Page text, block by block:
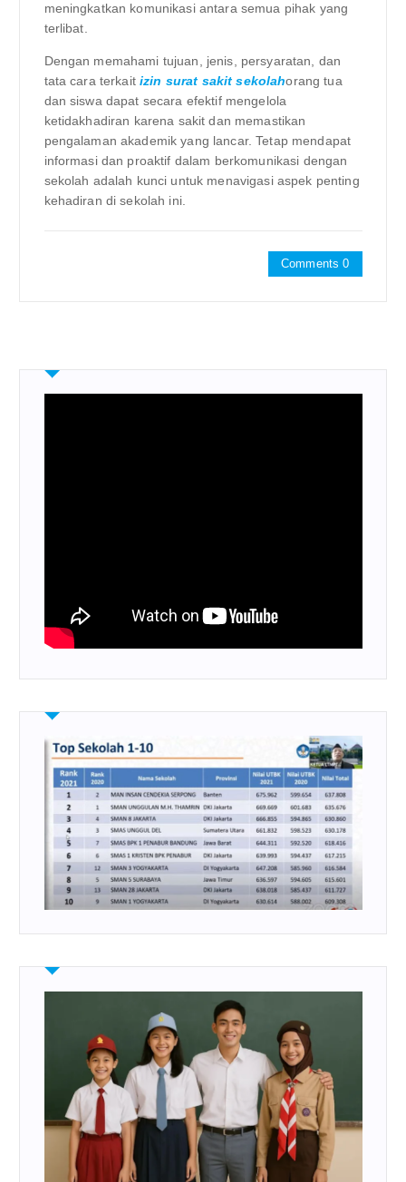
meningkatkan komunikasi antara semua pihak yang
terlibat.
Dengan memahami tujuan, jenis, persyaratan, dan
tata cara terkaitizin surat sakit sekolahorang tua
dan siswa dapat secara efektif mengelola
ketidakhadiran karena sakit dan memastikan
pengalaman akademik yang lancar. Tetap mendapat
informasi dan proaktif dalam berkomunikasi dengan
sekolah adalah kunci untuk menavigasi aspek penting
kehadiran di sekolah ini.
Comments 0